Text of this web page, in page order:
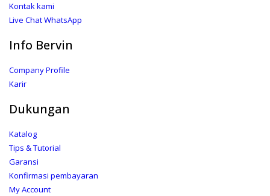
Kontak kami
Live Chat WhatsApp
Info Bervin
Company Profile
Karir
Dukungan
Katalog
Tips & Tutorial
Garansi
Konfirmasi pembayaran
My Account